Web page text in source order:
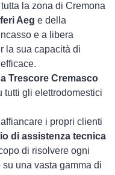
la zona di Cremona
Aeg e della
e a libera
la sua capacità di
Trescore Cremasco
tutti gli elettrodomestici
i propri clienti
di assistenza tecnica
di risolvere ogni
una vasta gamma di